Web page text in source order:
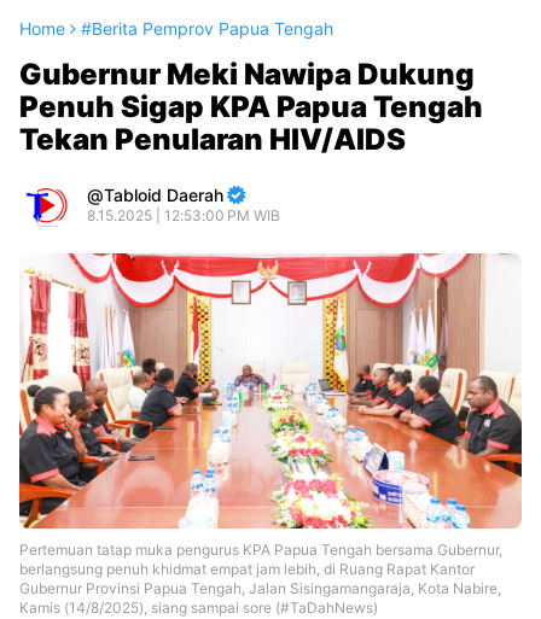
Home #Berita Pemprov Papua Tengah
Gubernur Meki Nawipa Dukung
Penuh Sigap KPA Papua Tengah
Tekan Penularan HIV/AIDS
Tabloid Daerah
8.15.2025 | 12:53:00 PM WIB
Pertemuan tatap muka pengurus KPA Papua Tengah bersama Gubernur,
berlangsung penuh khidmat empat jam lebih, di Ruang Rapat Kantor
Gubernur Provinsi Papua Tengah, Jalan Sisingamangaraja, Kota Nabire,
Kamis (14/8/2025), siang sampai sore (#TaDahNews)